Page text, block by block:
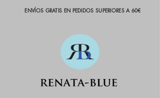
ENVÍOS GRATIS EN PEDIDOS SUPERIORES A 60€